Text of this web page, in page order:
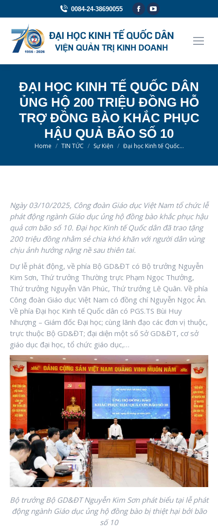
0084-24-38690055
Facebook
opens
in
YouTube
opens
in
ĐẠI HỌC KINH TẾ QUỐC DÂN
ỦNG HỘ 200 TRIỆU ĐỒNG HỖ
TRỢ ĐỒNG BÀO KHẮC PHỤC
HẬU QUẢ BÃO SỐ 10
You are here:
Home TIN TỨC Sự Kiện Đại học Kinh tế Quốc…
Ngày 03/10/2025, Công đoàn Giáo dục Việt Nam tổ chức lễ
phát động ngành Giáo dục ủng hộ đồng bào khắc phục hậu
quả cơn bão số 10. Đại học Kinh tế Quốc dân đã trao tặng
200 triệu đồng nhằm sẻ chia khó khăn với người dân vùng
chịu ảnh hưởng nặng nề sau thiên tai.
Dự lễ phát động, về phía Bộ GD&ĐT có Bộ trưởng Nguyễn
Kim Sơn, Thứ trưởng Thường trực Phạm Ngọc Thưởng,
Thứ trưởng Nguyễn Văn Phúc, Thứ trưởng Lê Quân. Về phía
Công đoàn Giáo dục Việt Nam có đồng chí Nguyễn Ngọc Ân.
Về phía Đại học Kinh tế Quốc dân có PGS.TS Bùi Huy
Nhượng – Giám đốc Đại học; cùng lãnh đạo các đơn vị thuộc,
trực thuộc Bộ GD&ĐT; đại diện một số Sở GD&ĐT, cơ sở
giáo dục đại học, tổ chức giáo dục,…
Bộ trưởng Bộ GD&ĐT Nguyễn Kim Sơn phát biểu tại lễ phát
động ngành Giáo dục ủng hộ đồng bào bị thiệt hại bởi bão
số 10